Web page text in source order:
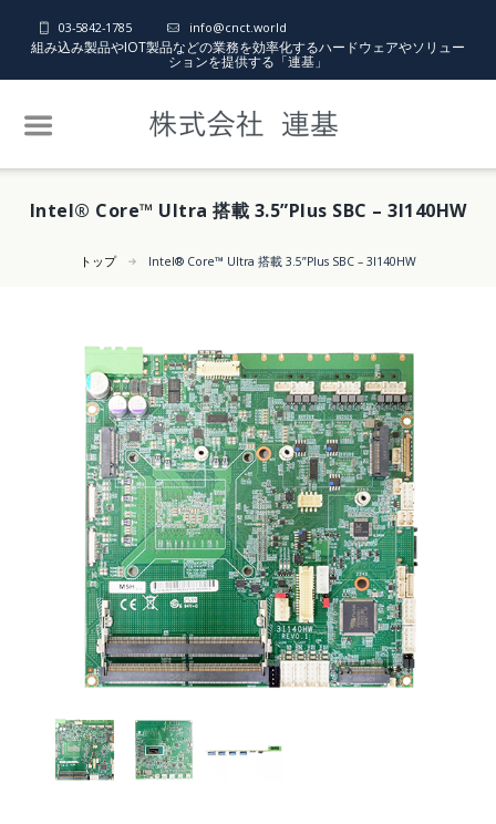
03-5842-1785 info@cnct.world
組み込み製品やIOT製品などの業務を効率化するハードウェアやソリュー
ションを提供する「連基」
Intel® Core™ Ultra 搭載 3.5”Plus SBC – 3I140HW
トップ Intel® Core™ Ultra 搭載 3.5”Plus SBC – 3I140HW